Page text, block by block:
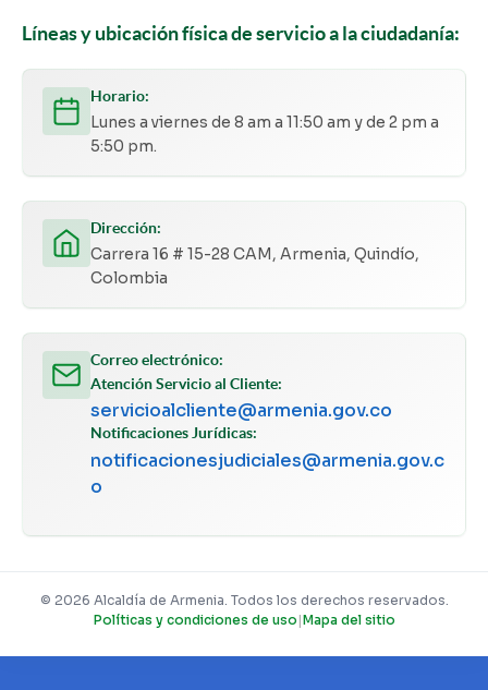
Líneas y ubicación física de servicio a la ciudadanía:
Horario:
Lunes a viernes de 8 am a 11:50 am y de 2 pm a
5:50 pm.
Dirección:
Carrera 16 # 15-28 CAM, Armenia, Quindío,
Colombia
Correo electrónico:
Atención Servicio al Cliente:
servicioalcliente@armenia.gov.co
Notificaciones Jurídicas:
notificacionesjudiciales@armenia.gov.c
o
© 2026 Alcaldía de Armenia. Todos los derechos reservados.
Políticas y condiciones de uso |Mapa del sitio